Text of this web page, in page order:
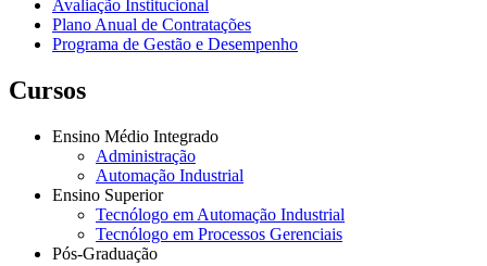
Avaliação Institucional
Plano Anual de Contratações
Programa de Gestão e Desempenho
Cursos
Ensino Médio Integrado
Administração
Automação Industrial
Ensino Superior
Tecnólogo em Automação Industrial
Tecnólogo em Processos Gerenciais
Pós-Graduação